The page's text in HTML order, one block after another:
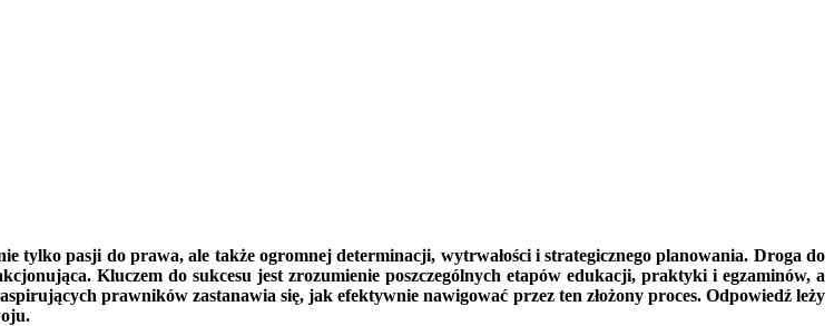
tylko pasji do prawa, ale także ogromnej determinacji, wytrwałości i strategicznego planowania. Droga do
Kluczem do sukcesu jest zrozumienie poszczególnych etapów edukacji, praktyki i egzaminów, a
prawników zastanawia się, jak efektywnie nawigować przez ten złożony proces. Odpowiedź leży